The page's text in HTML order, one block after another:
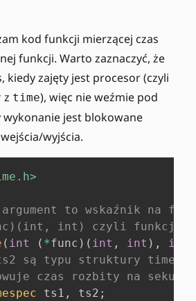
kod funkcji mierzącej czas
funkcji. Warto zaznaczyć, że
kiedy zajęty jest procesor (czyli
z time), więc nie weźmie pod
wykonanie jest blokowane
wyjścia.
to wskaźnik na
int) czyli funkcja
( int ( *func ) ( int , int ) , int
są typu struktury
czas rozbity na
ts1 , ts2 ;